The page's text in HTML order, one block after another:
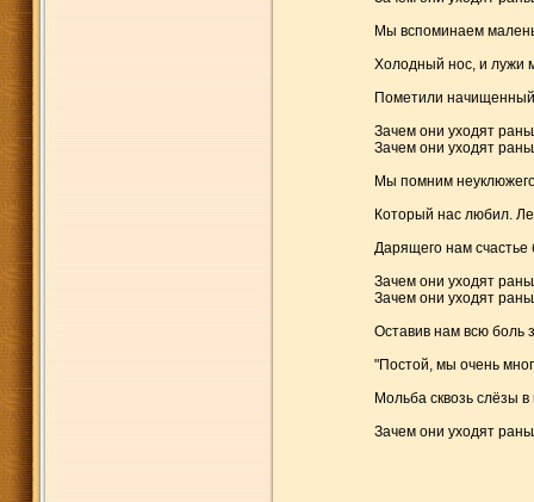
Мы вспоминаем
Холодный нос, и лужи
Пометили
Зачем они уходят
Зачем они уходят
Мы помним
Который нас любил.
Дарящего нам счастье
Зачем они уходят
Зачем они уходят
Оставив нам всю боль
"Постой, мы очень
Мольба сквозь слёзы
Зачем они уходят